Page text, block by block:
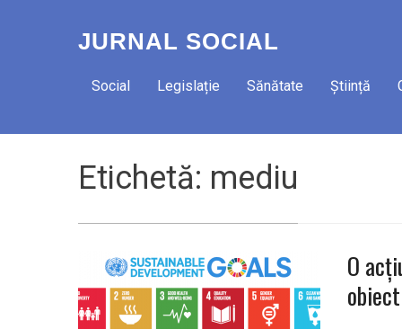
JURNAL SOCIAL
Social Legislație Sănătate Știință
Etichetă: mediu
O